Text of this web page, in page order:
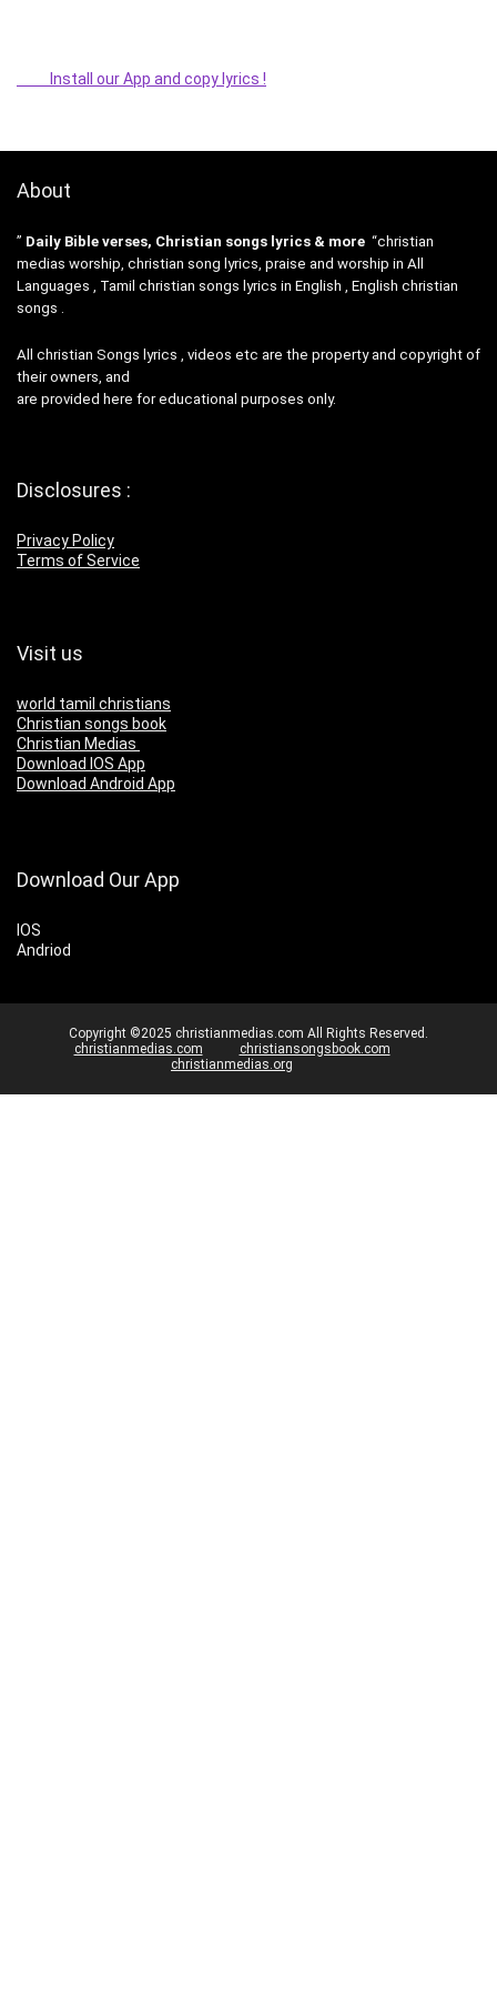
Install our App and copy lyrics !
About
” Daily Bible verses, Christian songs lyrics & more “christian
medias worship, christian song lyrics, praise and worship in All
Languages , Tamil christian songs lyrics in English , English christian
songs .
All christian Songs lyrics , videos etc are the property and copyright of
their owners, and
are provided here for educational purposes only.
Disclosures :
Privacy Policy
Terms of Service
Visit us
world tamil christians
Christian songs book
Christian Medias
Download IOS App
Download Android App
Download Our App
IOS
Andriod
Copyright ©2025 christianmedias.com All Rights Reserved.
christianmedias.com
christiansongsbook.com
christianmedias.org